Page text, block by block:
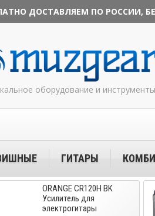
ДОСТАВЛЯЕМ ПО РОССИИ,
оборудование и инструменты
ГИТАРЫ
ORANGE CR120H BK
Усилитель для
электрогитары